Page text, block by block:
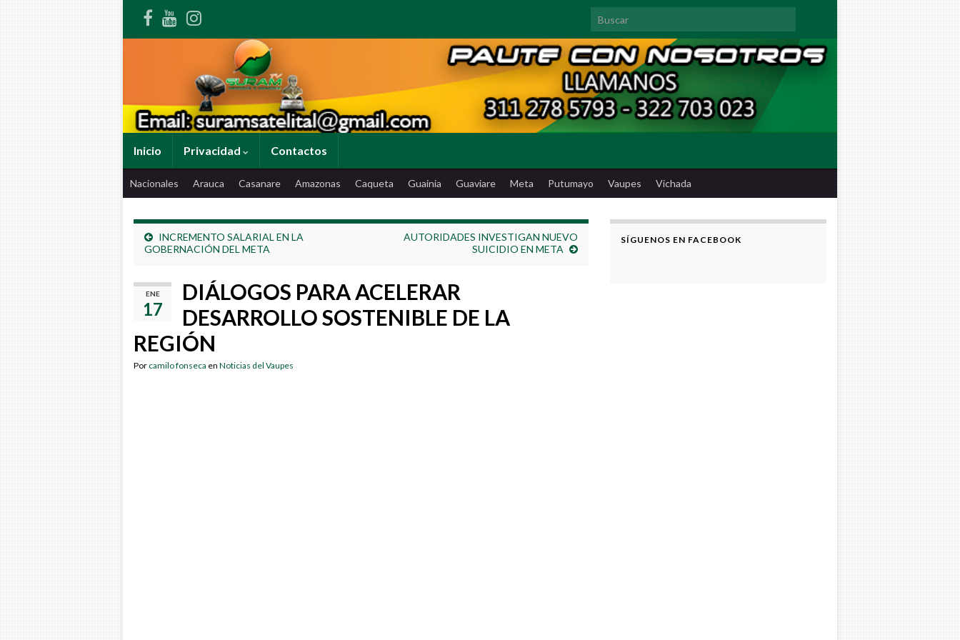
Search for:
Inicio Privacidad Contactos
Nacionales Arauca Casanare Amazonas Caqueta Guainia Guaviare Meta Putumayo Vaupes Vichada
INCREMENTO SALARIAL EN LA
GOBERNACIÓN DEL META
AUTORIDADES INVESTIGAN NUEVO
SUICIDIO EN META
ENE
17
DIÁLOGOS PARA ACELERAR
DESARROLLO SOSTENIBLE DE LA
REGIÓN
Por camilo fonseca en Noticias del Vaupes
SÍGUENOS EN FACEBOOK